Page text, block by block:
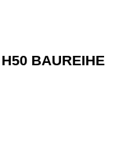
BAUREIHE